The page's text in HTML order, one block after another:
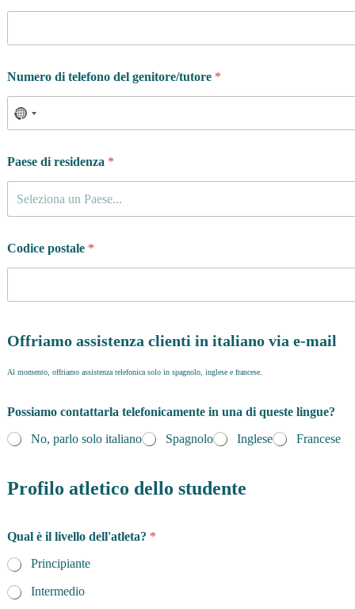
Numero di telefono del genitore/tutore *
Paese di residenza *
Seleziona un Paese...
Codice postale *
Offriamo assistenza clienti in italiano via e-mail
Al momento, offriamo assistenza telefonica solo in spagnolo, inglese e francese.
Possiamo contattarla telefonicamente in una di queste lingue?
No, parlo solo italiano
Spagnolo Inglese Francese
Profilo atletico dello studente
Qual è il livello dell'atleta? *
Principiante
Intermedio